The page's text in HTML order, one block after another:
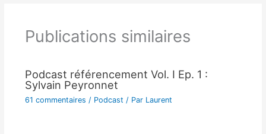
Publications similaires
Podcast référencement Vol. I Ep. 1 :
Sylvain Peyronnet
61 commentaires / Podcast / Par Laurent